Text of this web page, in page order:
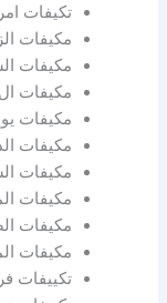
تكيفات
مكيفات
مكيفات
مكيفات
مكيفات
مكيفات
مكيفات
مكيفات
مكيفات
مكيفات
تكييفات